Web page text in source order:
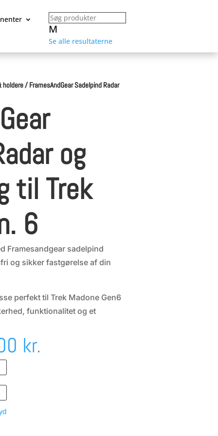
M
Se alle resultaterne
holdere / FramesAndGear Sadelpind Radar
og
til Trek
6
Framesandgear sadelpind
og sikker fastgørelse af din
perfekt til Trek Madone Gen6
funktionalitet og et
kr.